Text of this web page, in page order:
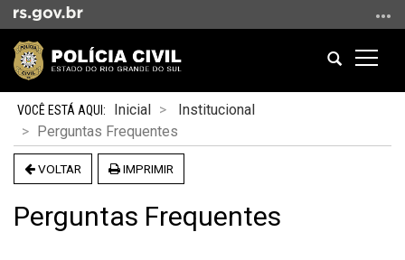
para
conteúdo
Ir
para
menu
para
Abrir
Início
conteúdo
Inicial
Institucional
Perguntas Frequentes
VOLTAR IMPRIMIR
Perguntas Frequentes